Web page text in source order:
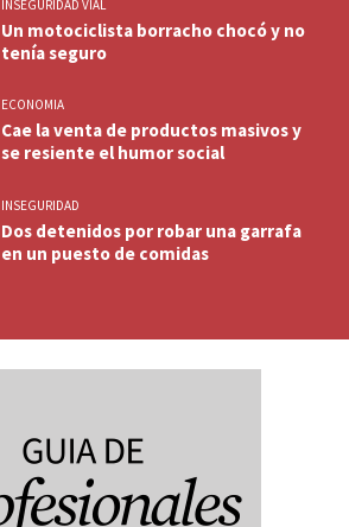
INSEGURIDAD VIAL
Un motociclista borracho chocó y no
tenía seguro
ECONOMIA
Cae la venta de productos masivos y
se resiente el humor social
INSEGURIDAD
Dos detenidos por robar una garrafa
en un puesto de comidas